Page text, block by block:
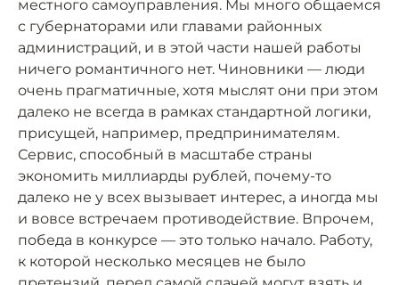
местного самоуправления. Мы много общаемся
с губернаторами или главами районных
администраций, и в этой части нашей работы
ничего романтичного нет. Чиновники — люди
очень прагматичные, хотя мыслят они при этом
далеко не всегда в рамках стандартной логики,
присущей, например, предпринимателям.
Сервис, способный в масштабе страны
экономить миллиарды рублей, почему-то
далеко не у всех вызывает интерес, а иногда мы
и вовсе встречаем противодействие. Впрочем,
победа в конкурсе — это только начало. Работу,
к которой несколько месяцев не было